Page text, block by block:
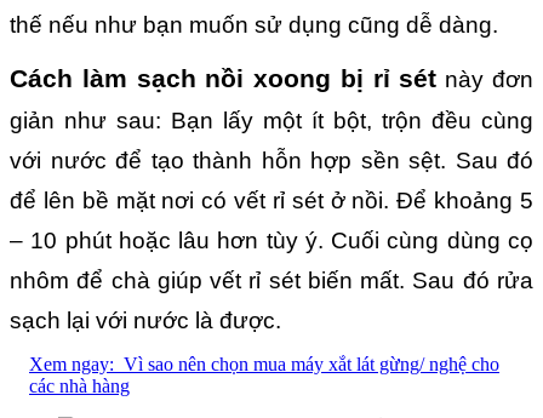
thế nếu như bạn muốn sử dụng cũng dễ dàng.
Cách làm sạch nồi xoong bị rỉ sét này đơn
giản như sau: Bạn lấy một ít bột, trộn đều cùng
với nước để tạo thành hỗn hợp sền sệt. Sau đó
để lên bề mặt nơi có vết rỉ sét ở nồi. Để khoảng 5
– 10 phút hoặc lâu hơn tùy ý. Cuối cùng dùng cọ
nhôm để chà giúp vết rỉ sét biến mất. Sau đó rửa
sạch lại với nước là được.
Xem ngay: Vì sao nên chọn mua máy xắt lát gừng/ nghệ cho
các nhà hàng